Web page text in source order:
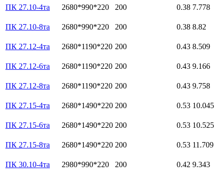
ПК 27.10-4та 2680*990*220 200 0.38 7.778
ПК 27.10-8та 2680*990*220 200 0.38 8.82
ПК 27.12-4та 2680*1190*220 200 0.43 8.509
ПК 27.12-6та 2680*1190*220 200 0.43 9.166
ПК 27.12-8та 2680*1190*220 200 0.43 9.758
ПК 27.15-4та 2680*1490*220 200 0.53 10.045
ПК 27.15-6та 2680*1490*220 200 0.53 10.525
ПК 27.15-8та 2680*1490*220 200 0.53 11.709
ПК 30.10-4та 2980*990*220 200 0.42 9.343